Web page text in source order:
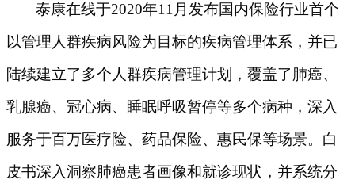
泰康在线于2020年11月发布国内保险行业首个
以管理人群疾病风险为目标的疾病管理体系，并已
陆续建立了多个人群疾病管理计划，覆盖了肺癌、
乳腺癌、冠心病、睡眠呼吸暂停等多个病种，深入
服务于百万医疗险、药品保险、惠民保等场景。白
皮书深入洞察肺癌患者画像和就诊现状，并系统分